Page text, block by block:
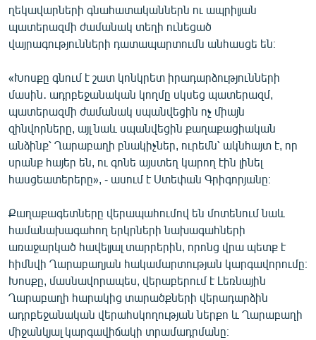
ղեկավարների գնահատականներն ու ապրիլյան
պատերազմի ժամանակ տեղի ունեցած
վայրագությունների դատապարտումն անհասցե են։
«Խոսքը գնում է շատ կոնկրետ իրադարձությունների
մասին․ ադրբեջանական կողմը սկսեց պատերազմ,
պատերազմի ժամանակ սպանվեցին ոչ միայն
զինվորները, այլ նաև սպանվեցին քաղաքացիական
անձինք՝ Ղարաբաղի բնակիչներ, ուրեմն՝ ակնհայտ է, որ
սրանք հայեր են, ու գոնե այստեղ կարող էին լինել
հասցեատերերը», - ասում է Ստեփան Գրիգորյանը։
Քաղաքագետները վերապահումով են մոտենում նաև
համանախագահող երկրների նախագահների
առաջարկած հավելյալ տարրերին, որոնց վրա պետք է
հիմնվի Ղարաբաղյան հակամարտության կարգավորումը։
Խոսքը, մասնավորապես, վերաբերում է Լեռնային
Ղարաբաղի հարակից տարածքների վերադարձին
ադրբեջանական վերահսկողության ներքո և Ղարաբաղի
միջանկյալ կարգավիճակի տրամադրմանը։